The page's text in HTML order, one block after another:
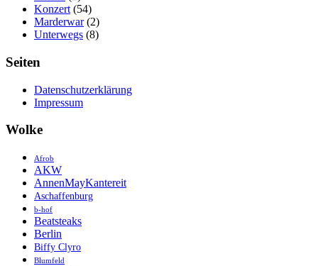
Konzert (54)
Marderwar(2)
Unterwegs (8)
Seiten
Datenschutzerklärung
Impressum
Wolke
Afrob
AKW
AnnenMayKantereit
Aschaffenburg
b-hof
Beatsteaks
Berlin
Biffy Clyro
Blumfeld